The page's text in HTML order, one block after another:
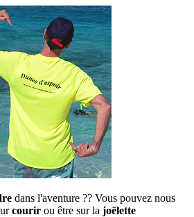
dans l'aventure ?? Vous pouvez nous
courir ou être sur la joëlette